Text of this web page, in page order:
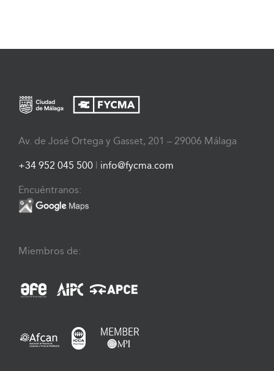
Av. de José Ortega y Gasset, 201 – 29006 Málaga
+34 952 045 500 | info@fycma.com
Encuéntranos:
Miembros de: